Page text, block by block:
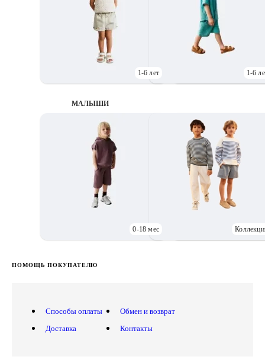
1-6 лет 1-6
МАЛЫШИ
0-18 мес
ПОМОЩЬ ПОКУПАТЕЛЮ
Способы оплаты
Доставка
Обмен и возврат
Контакты